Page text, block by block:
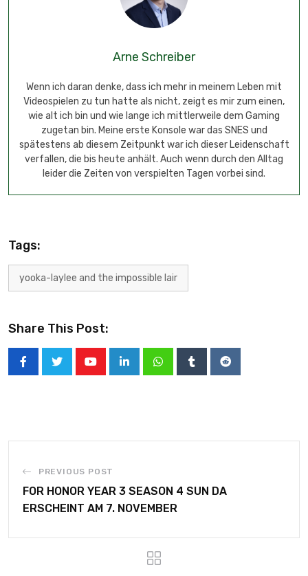
Arne Schreiber
Wenn ich daran denke, dass ich mehr in meinem Leben mit
Videospielen zu tun hatte als nicht, zeigt es mir zum einen,
wie alt ich bin und wie lange ich mittlerweile dem Gaming
zugetan bin. Meine erste Konsole war das SNES und
spätestens ab diesem Zeitpunkt war ich dieser Leidenschaft
verfallen, die bis heute anhält. Auch wenn durch den Alltag
leider die Zeiten von verspielten Tagen vorbei sind.
Tags:
yooka-laylee and the impossible lair
Share This Post:
PREVIOUS POST
FOR HONOR YEAR 3 SEASON 4 SUN DA
ERSCHEINT AM 7. NOVEMBER